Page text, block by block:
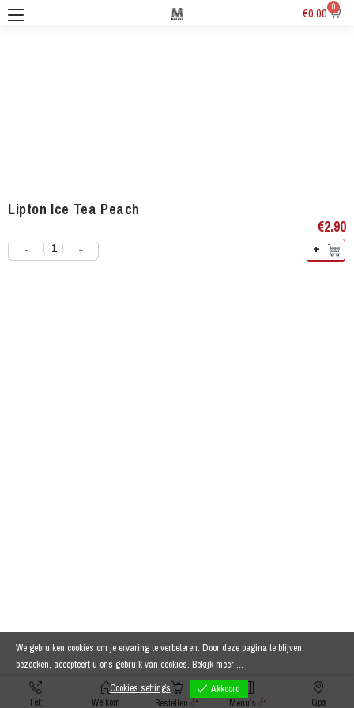
€0.00 0
Lipton Ice Tea Peach
€2.90
- + +
Tel: Welkom Bestellen Menu’s Gps
We gebruiken cookies om je ervaring te verbeteren. Door deze pagina te blijven
bezoeken, accepteert u ons gebruik van cookies. Bekijk meer ...
Cookies settings
Akkoord